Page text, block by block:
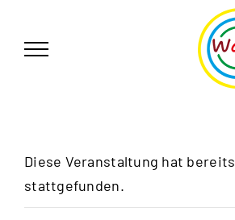
springen
Diese Veranstaltung hat bereits
stattgefunden.